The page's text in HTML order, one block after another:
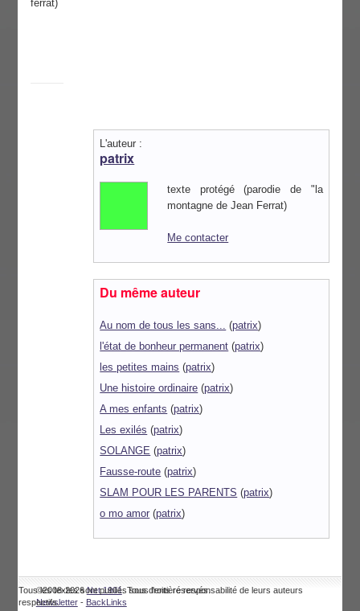
ferrat)
L'auteur :
patrix
texte protégé (parodie de "la
montagne de Jean Ferrat)
Me contacter
Du même auteur
Au nom de tous les sans... (patrix)
l'état de bonheur permanent (patrix)
les petites mains (patrix)
Une histoire ordinaire (patrix)
A mes enfants (patrix)
Les exilés (patrix)
SOLANGE (patrix)
Fausse-route (patrix)
SLAM POUR LES PARENTS (patrix)
o mo amor (patrix)
©2008-2026Net 1901. Tous droits réservés.
Newsletter- BackLinks
Tous les textes sont publiés sous l'entière responsabilité de leurs auteurs
respectifs.